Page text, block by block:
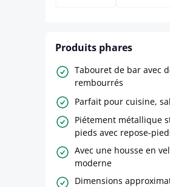
Produits phares
Tabouret de bar avec
rembourrés
Parfait pour cuisine,
Piétement métallique
pieds avec repose-
Avec une housse en
moderne
Dimensions